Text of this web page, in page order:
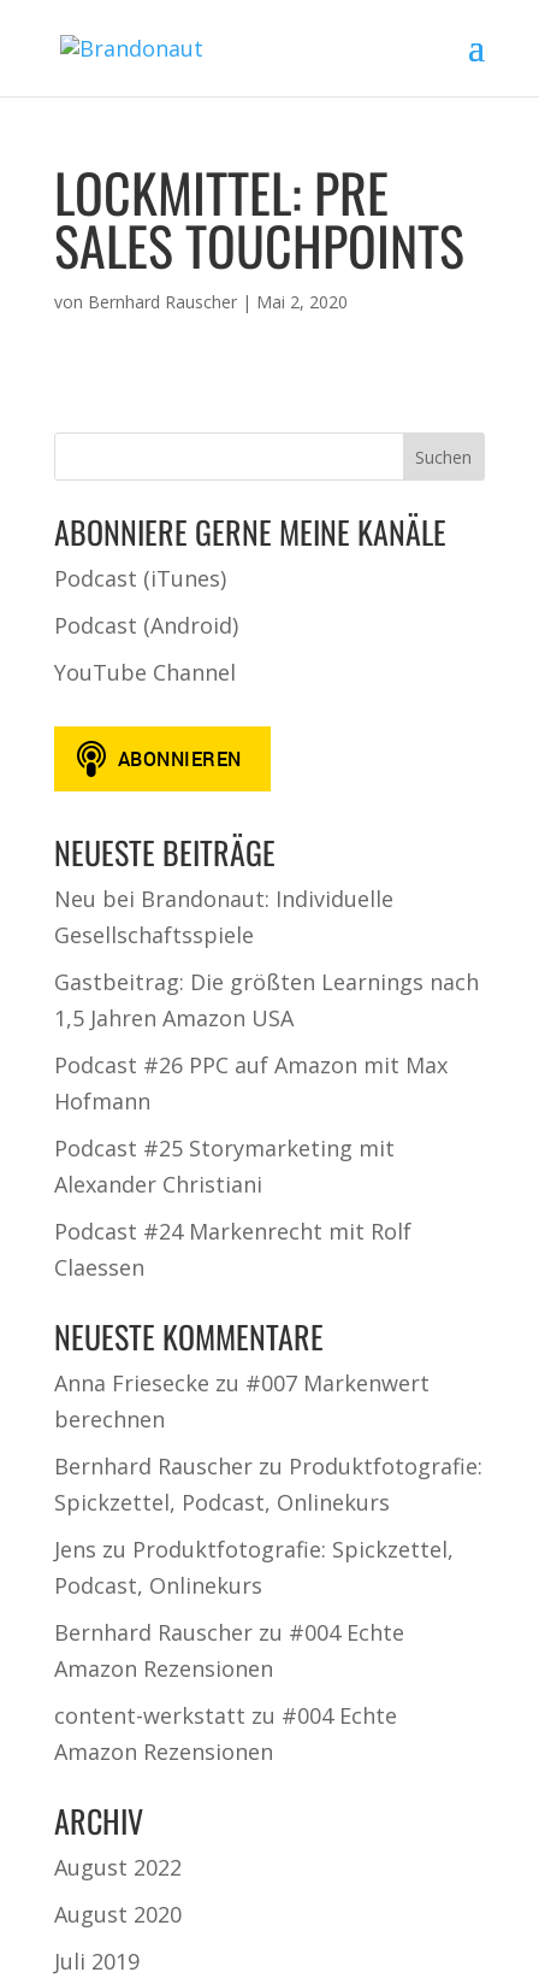
LOCKMITTEL: PRE
SALES TOUCHPOINTS
von Bernhard Rauscher| Mai 2, 2020
ABONNIERE GERNE MEINE KANÄLE
Podcast (iTunes)
Podcast (Android)
YouTube Channel
NEUESTE BEITRÄGE
Neu bei Brandonaut: Individuelle
Gesellschaftsspiele
Gastbeitrag: Die größten Learnings nach
1,5 Jahren Amazon USA
Podcast #26 PPC auf Amazon mit Max
Hofmann
Podcast #25 Storymarketing mit
Alexander Christiani
Podcast #24 Markenrecht mit Rolf
Claessen
NEUESTE KOMMENTARE
Anna Friesecke zu #007 Markenwert
berechnen
Bernhard Rauscherzu Produktfotografie:
Spickzettel, Podcast, Onlinekurs
Jens zu Produktfotografie: Spickzettel,
Podcast, Onlinekurs
Bernhard Rauscherzu #004 Echte
Amazon Rezensionen
content-werkstatt zu #004 Echte
Amazon Rezensionen
ARCHIV
August 2022
August 2020
Juli 2019